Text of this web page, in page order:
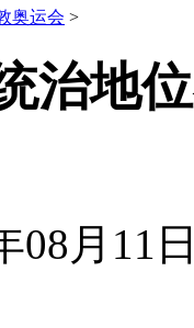
奥运会 >
治地
08月11